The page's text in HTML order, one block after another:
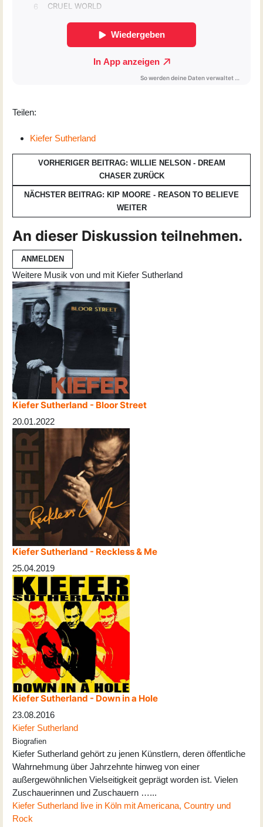
Teilen:
Kiefer Sutherland
VORHERIGER BEITRAG: WILLIE NELSON - DREAM
CHASER ZURÜCK
NÄCHSTER BEITRAG: KIP MOORE - REASON TO BELIEVE
WEITER
An dieser Diskussion teilnehmen.
ANMELDEN
Weitere Musik von und mit Kiefer Sutherland
Kiefer Sutherland - Bloor Street
20.01.2022
Kiefer Sutherland - Reckless & Me
25.04.2019
Kiefer Sutherland - Down in a Hole
23.08.2016
Kiefer Sutherland
Biografien
Kiefer Sutherland gehört zu jenen Künstlern, deren öffentliche
Wahrnehmung über Jahrzehnte hinweg von einer
außergewöhnlichen Vielseitigkeit geprägt worden ist. Vielen
Zuschauerinnen und Zuschauern …...
Kiefer Sutherland live in Köln mit Americana, Country und
Rock